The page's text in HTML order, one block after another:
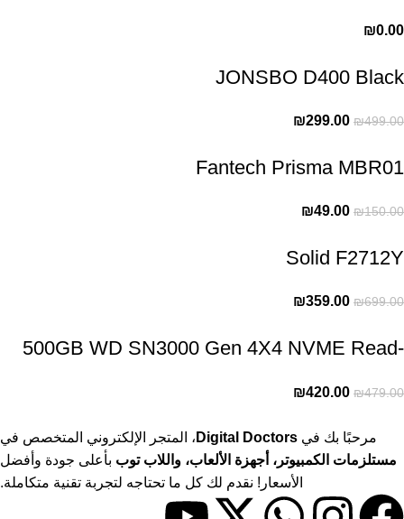
₪0.00
JONSBO D400 Black
₪499.00
₪299.00
Fantech Prisma MBR01
₪150.00
₪49.00
Solid F2712Y
₪699.00
₪359.00
500GB WD SN3000 Gen 4X4 NVME Read-
₪479.00
₪420.00
مرحبًا بك في Digital Doctors ، المتجر الإلكتروني المتخصص في
مستلزمات الكمبيوتر، أجهزة الألعاب، واللاب توب بأعلى جودة وأفضل
الأسعار! نقدم لك كل ما تحتاجه لتجربة تقنية متكاملة.